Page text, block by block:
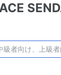
級者向け、上級